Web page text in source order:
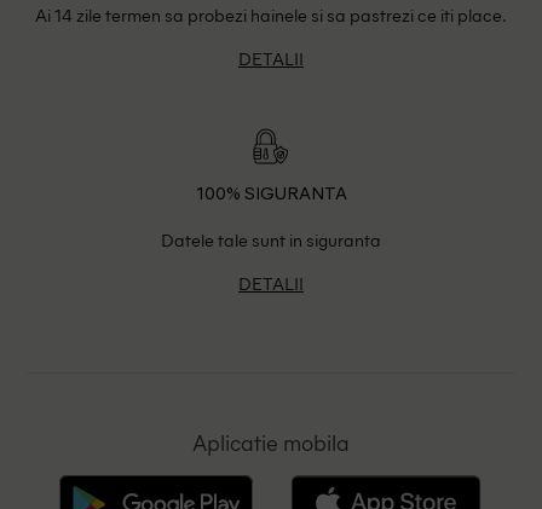
Ai 14 zile termen sa probezi hainele si sa pastrezi ce iti place.
DETALII
100% SIGURANTA
Datele tale sunt in siguranta
DETALII
Aplicatie mobila